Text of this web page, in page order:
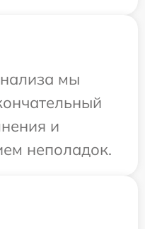
мы
и
неполадок.